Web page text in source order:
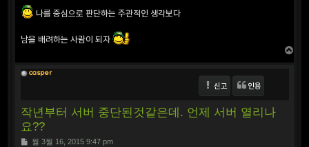
나를 중심으로 판단하는 주관적인 생각보다
남을 배려하는 사람이 되자
casper
작년부터 서버 중단된것같은데. 언제 서버 열리나
요??
신고 인용
P월 3월 16, 2015 9:47 pm